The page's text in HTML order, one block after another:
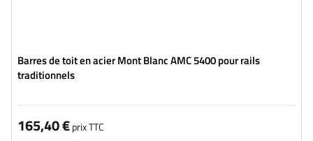
Barres de toit en acier Mont Blanc AMC 5400 pour rails
traditionnels
165,40 €prix TTC